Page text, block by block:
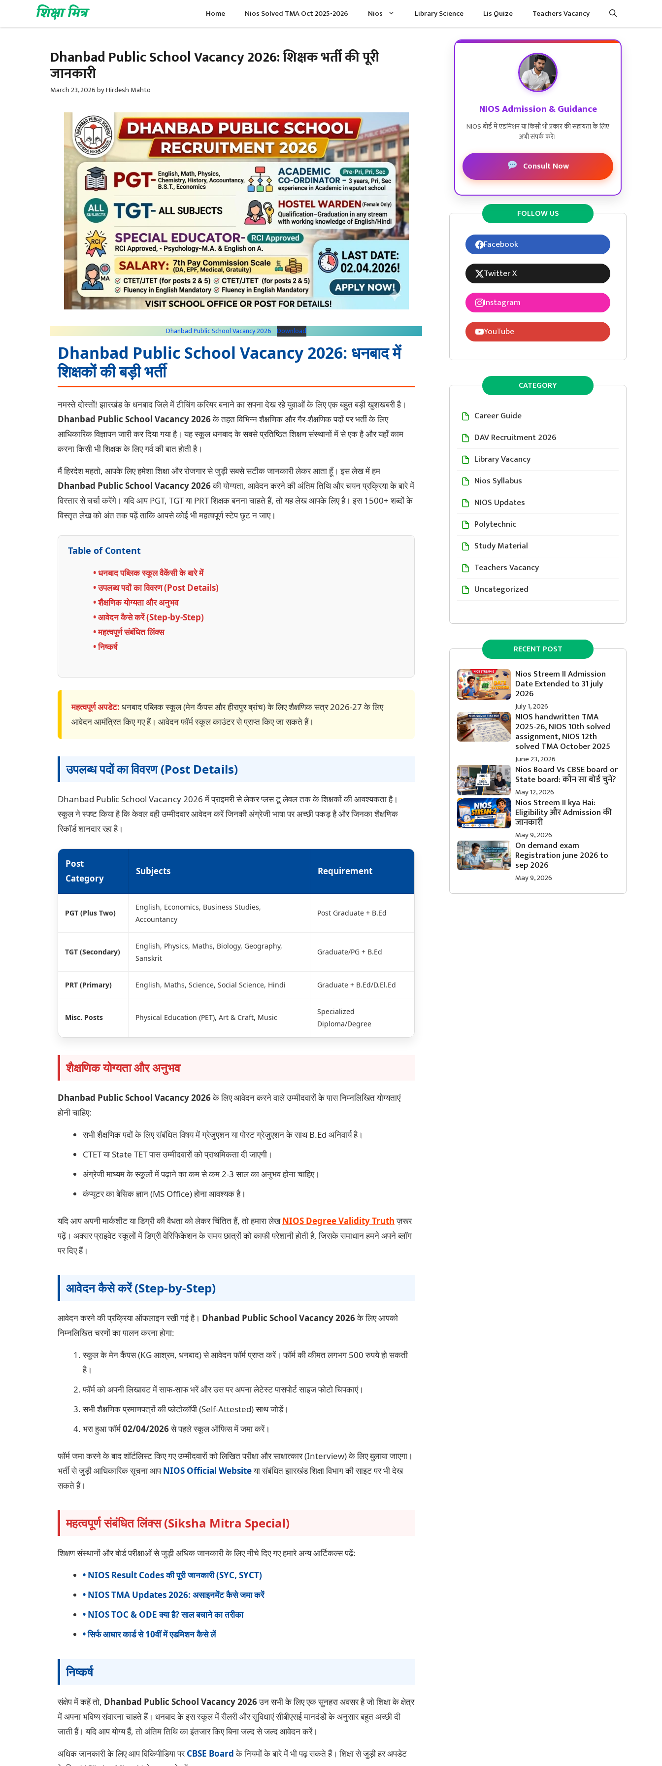
content
शिक्षा मित्र Home Nios Solved TMA Oct 2025-2026 Nios Library Science Lis Quize Teachers Vacancy
Dhanbad Public School Vacancy 2026: शिक्षक भर्ती की पूरी
जानकारी
March 23, 2026byHirdesh Mahto
Dhanbad Public School Vacancy 2026 Download
Dhanbad Public School Vacancy 2026: धनबाद में
शिक्षकों की बड़ी भर्ती
नमस्ते दोस्तों! झारखंड के धनबाद जिले में टीचिंग करियर बनाने का सपना देख रहे युवाओं के लिए एक बहुत बड़ी खुशखबरी है।
Dhanbad Public School Vacancy 2026के तहत विभिन्न शैक्षणिक और गैर-शैक्षणिक पदों पर भर्ती के लिए
आधिकारिक विज्ञापन जारी कर दिया गया है। यह स्कूल धनबाद के सबसे प्रतिष्ठित शिक्षण संस्थानों में से एक है और यहाँ काम
करना किसी भी शिक्षक के लिए गर्व की बात होती है।
मैं हिरदेश महतो, आपके लिए हमेशा शिक्षा और रोजगार से जुड़ी सबसे सटीक जानकारी लेकर आता हूँ। इस लेख में हम
Dhanbad Public School Vacancy 2026की योग्यता, आवेदन करने की अंतिम तिथि और चयन प्रक्रिया के बारे में
विस्तार से चर्चा करेंगे। यदि आप PGT, TGT या PRT शिक्षक बनना चाहते हैं, तो यह लेख आपके लिए है। इस 1500+ शब्दों के
विस्तृत लेख को अंत तक पढ़ें ताकि आपसे कोई भी महत्वपूर्ण स्टेप छूट न जाए।
Table of Content
• धनबाद पब्लिक स्कूल वैकेंसी के बारे में
• उपलब्ध पदों का विवरण (Post Details)
• शैक्षणिक योग्यता और अनुभव
• आवेदन कैसे करें (Step-by-Step)
• महत्वपूर्ण संबंधित लिंक्स
• निष्कर्ष
महत्वपूर्ण अपडेट: धनबाद पब्लिक स्कूल (मेन कैंपस और हीरापुर ब्रांच) के लिए शैक्षणिक सत्र 2026-27 के लिए
आवेदन आमंत्रित किए गए हैं। आवेदन फॉर्म स्कूल काउंटर से प्राप्त किए जा सकते हैं।
उपलब्ध पदों का विवरण (Post Details)
Dhanbad Public School Vacancy 2026 में प्राइमरी से लेकर प्लस टू लेवल तक के शिक्षकों की आवश्यकता है।
स्कूल ने स्पष्ट किया है कि केवल वही उम्मीदवार आवेदन करें जिनकी अंग्रेजी भाषा पर अच्छी पकड़ है और जिनका शैक्षणिक
रिकॉर्ड शानदार रहा है।
Post
Category
Subjects Requirement
PGT (Plus Two)
English, Economics, Business Studies,
Accountancy
Post Graduate + B.Ed
TGT (Secondary)
English, Physics, Maths, Biology, Geography,
Sanskrit
Graduate/PG + B.Ed
PRT (Primary) English, Maths, Science, Social Science, Hindi Graduate + B.Ed/D.El.Ed
Misc. Posts Physical Education (PET), Art & Craft, Music
Specialized
Diploma/Degree
शैक्षणिक योग्यता और अनुभव
Dhanbad Public School Vacancy 2026के लिए आवेदन करने वाले उम्मीदवारों के पास निम्नलिखित योग्यताएं
होनी चाहिए:
सभी शैक्षणिक पदों के लिए संबंधित विषय में ग्रेजुएशन या पोस्ट ग्रेजुएशन के साथ B.Ed अनिवार्य है।
CTET या State TET पास उम्मीदवारों को प्राथमिकता दी जाएगी।
अंग्रेजी माध्यम के स्कूलों में पढ़ाने का कम से कम 2-3 साल का अनुभव होना चाहिए।
कंप्यूटर का बेसिक ज्ञान (MS Office) होना आवश्यक है।
यदि आप अपनी मार्कशीट या डिग्री की वैधता को लेकर चिंतित हैं, तो हमारा लेखNIOS Degree Validity Truthज़रूर
पढ़ें। अक्सर प्राइवेट स्कूलों में डिग्री वेरिफिकेशन के समय छात्रों को काफी परेशानी होती है, जिसके समाधान हमने अपने ब्लॉग
पर दिए हैं।
आवेदन कैसे करें (Step-by-Step)
आवेदन करने की प्रक्रिया ऑफलाइन रखी गई है। Dhanbad Public School Vacancy 2026के लिए आपको
निम्नलिखित चरणों का पालन करना होगा:
स्कूल के मेन कैंपस (KG आश्रम, धनबाद) से आवेदन फॉर्म प्राप्त करें। फॉर्म की कीमत लगभग 500 रुपये हो सकती
है।
फॉर्म को अपनी लिखावट में साफ-साफ भरें और उस पर अपना लेटेस्ट पासपोर्ट साइज फोटो चिपकाएं।
सभी शैक्षणिक प्रमाणपत्रों की फोटोकॉपी (Self-Attested) साथ जोड़ें।
भरा हुआ फॉर्म02/04/2026से पहले स्कूल ऑफिस में जमा करें।
फॉर्म जमा करने के बाद शॉर्टलिस्ट किए गए उम्मीदवारों को लिखित परीक्षा और साक्षात्कार (Interview) के लिए बुलाया जाएगा।
भर्ती से जुड़ी आधिकारिक सूचना आपNIOS Official Websiteया संबंधित झारखंड शिक्षा विभाग की साइट पर भी देख
सकते हैं।
महत्वपूर्ण संबंधित लिंक्स (Siksha Mitra Special)
शिक्षण संस्थानों और बोर्ड परीक्षाओं से जुड़ी अधिक जानकारी के लिए नीचे दिए गए हमारे अन्य आर्टिकल्स पढ़ें:
• NIOS Result Codes की पूरी जानकारी (SYC, SYCT)
• NIOS TMA Updates 2026: असाइनमेंट कैसे जमा करें
• NIOS TOC & ODE क्या है? साल बचाने का तरीका
• सिर्फ आधार कार्ड से 10वीं में एडमिशन कैसे लें
निष्कर्ष
संक्षेप में कहें तो, Dhanbad Public School Vacancy 2026उन सभी के लिए एक सुनहरा अवसर है जो शिक्षा के क्षेत्र
में अपना भविष्य संवारना चाहते हैं। धनबाद के इस स्कूल में सैलरी और सुविधाएं सीबीएसई मानदंडों के अनुसार बहुत अच्छी दी
जाती हैं। यदि आप योग्य हैं, तो अंतिम तिथि का इंतजार किए बिना जल्द से जल्द आवेदन करें।
अधिक जानकारी के लिए आप विकिपीडिया परCBSE Boardके नियमों के बारे में भी पढ़ सकते हैं। शिक्षा से जुड़ी हर अपडेट
NIOS Admission & Guidance
NIOS बोर्ड में एडमिशन या किसी भी प्रकार की सहायता के लिए
अभी संपर्क करें।
Consult Now
FOLLOW US
Facebook
Twitter X
Instagram
YouTube
CATEGORY
Career Guide
DAV Recruitment 2026
Library Vacancy
Nios Syllabus
NIOS Updates
Polytechnic
Study Material
Teachers Vacancy
Uncategorized
RECENT POST
Nios Streem II Admission
Date Extended to 31 july
2026
July 1, 2026
NIOS handwritten TMA
2025-26, NIOS 10th solved
assignment, NIOS 12th
solved TMA October 2025
June 23, 2026
Nios Board Vs CBSE board or
State board: कौन सा बोर्ड चुनें?
May 12, 2026
Nios Streem II kya Hai:
Eligibility और Admission की
जानकारी
May 9, 2026
On demand exam
Registration june 2026 to
sep 2026
May 9, 2026